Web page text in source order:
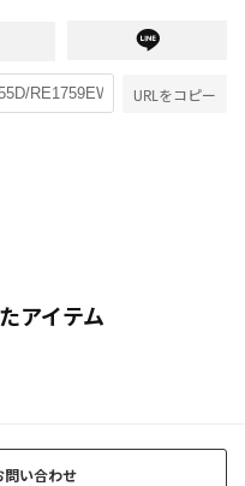
URLをコピー
アイテム
問い合わせ